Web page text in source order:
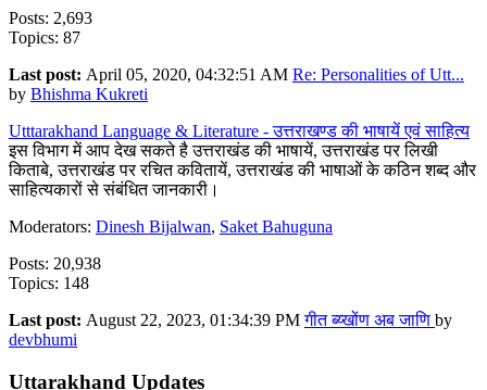
Posts: 2,693
Topics: 87
Last post: April 05, 2020, 04:32:51 AM Re: Personalities of Utt...
by Bhishma Kukreti
Utttarakhand Language & Literature - उत्तराखण्ड की भाषायें एवं साहित्य
इस विभाग में आप देख सकते है उत्तराखंड की भाषायें, उत्तराखंड पर लिखी
किताबे, उत्तराखंड पर रचित कवितायें, उत्तराखंड की भाषाओं के कठिन शब्द और
साहित्यकारों से संबंधित जानकारी।
Moderators: Dinesh Bijalwan, Saket Bahuguna
Posts: 20,938
Topics: 148
Last post: August 22, 2023, 01:34:39 PMगीत ब्य्खोंण अब जाणि by
devbhumi
Uttarakhand Updates